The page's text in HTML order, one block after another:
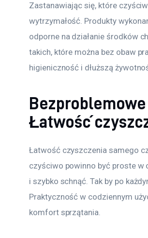
Zastanawiając się, które
wytrzymałość. Produkty
odporne na działanie środków
takich, które można bez obaw
higieniczność i dłuższą
Łatwość
Łatwość czyszczenia samego
czyściwo powinno być proste w
i szybko schnąć. Tak by po
Praktyczność w codziennym
komfort sprzątania.